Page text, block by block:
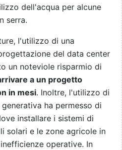
dell'acqua per alcune
serra.
l'utilizzo di una
del data center
un noteviole risparmio di
a un progetto
in mesi. Inoltre, l'utilizzo di
ha permesso di
installare i sistemi di
solari e le zone agricole in
operative. In